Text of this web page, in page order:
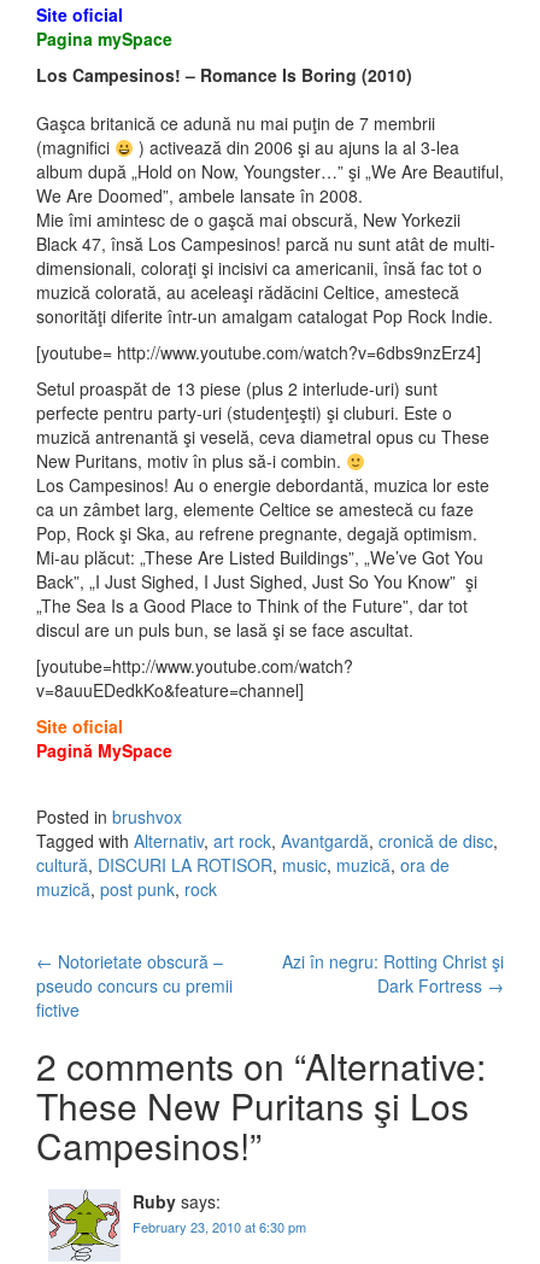
Site oficial
Pagina mySpace
Los Campesinos! – Romance Is Boring (2010)
Gaşca britanică ce adună nu mai puţin de 7 membrii
(magnifici
) activează din 2006 şi au ajuns la al 3-lea
album după „Hold on Now, Youngster…” şi „We Are Beautiful,
We Are Doomed”, ambele lansate în 2008.
Mie îmi amintesc de o gaşcă mai obscură, New Yorkezii
Black 47, însă Los Campesinos! parcă nu sunt atât de multi-
dimensionali, coloraţi şi incisivi ca americanii, însă fac tot o
muzică colorată, au aceleaşi rădăcini Celtice, amestecă
sonorităţi diferite într-un amalgam catalogat Pop Rock Indie.
[youtube= http://www.youtube.com/watch?v=6dbs9nzErz4]
Setul proaspăt de 13 piese (plus 2 interlude-uri) sunt
perfecte pentru party-uri (studenţeşti) şi cluburi. Este o
muzică antrenantă şi veselă, ceva diametral opus cu These
New Puritans, motiv în plus să-i combin.
Los Campesinos! Au o energie debordantă, muzica lor este
ca un zâmbet larg, elemente Celtice se amestecă cu faze
Pop, Rock şi Ska, au refrene pregnante, degajă optimism.
Mi-au plăcut: „These Are Listed Buildings”, „We’ve Got You
Back”, „I Just Sighed, I Just Sighed, Just So You Know” şi
„The Sea Is a Good Place to Think of the Future”, dar tot
discul are un puls bun, se lasă şi se face ascultat.
[youtube=http://www.youtube.com/watch?
v=8auuEDedkKo&feature=channel]
Site oficial
Pagină MySpace
Posted in brushvox
Tagged with Alternativ, art rock, Avantgardă, cronică de disc,
cultură, DISCURI LA ROTISOR, music, muzică, ora de
muzică, post punk, rock
Post navigation
← Notorietate obscură –
pseudo concurs cu premii
fictive
Azi în negru: Rotting Christ şi
Dark Fortress →
2 comments on “Alternative:
These New Puritans şi Los
Campesinos!”
Ruby says:
February 23, 2010 at 6:30 pm